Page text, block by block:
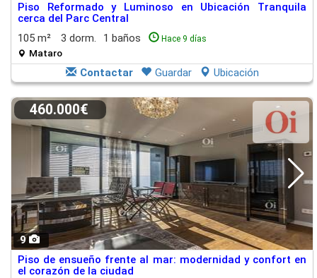
Piso Reformado y Luminoso en Ubicación Tranquila
cerca del Parc Central
105 m²
3 dorm. 1 baños Hace 9 días
Mataro
Contactar Guardar Ubicación
9
460.000€
Piso de ensueño frente al mar: modernidad y confort en
el corazón de la ciudad